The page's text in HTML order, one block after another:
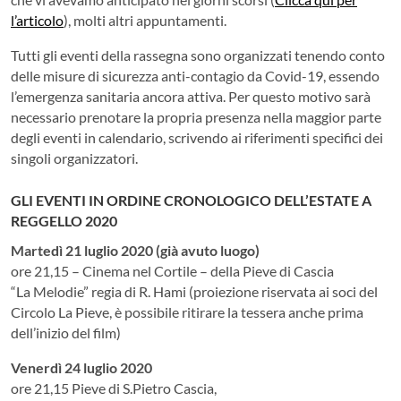
l’articolo), molti altri appuntamenti.
Tutti gli eventi della rassegna sono organizzati tenendo conto
delle misure di sicurezza anti-contagio da Covid-19, essendo
l’emergenza sanitaria ancora attiva. Per questo motivo sarà
necessario prenotare la propria presenza nella maggior parte
degli eventi in calendario, scrivendo ai riferimenti specifici dei
singoli organizzatori.
GLI EVENTI IN ORDINE CRONOLOGICO DELL’ESTATE A
REGGELLO 2020
Martedì 21 luglio 2020 (già avuto luogo)
ore 21,15 – Cinema nel Cortile – della Pieve di Cascia
“La Melodie” regia di R. Hami (proiezione riservata ai soci del
Circolo La Pieve, è possibile ritirare la tessera anche prima
dell’inizio del film)
Venerdì 24 luglio 2020
ore 21,15 Pieve di S.Pietro Cascia,